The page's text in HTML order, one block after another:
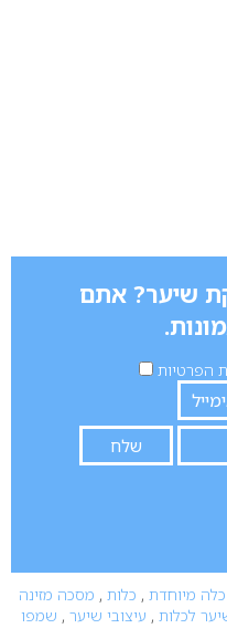
שיער? אתם
הפרטיות
כלה מיוחדת , כלות , מסכה מזינה
לכלות , עיצובי שיער , שמפו